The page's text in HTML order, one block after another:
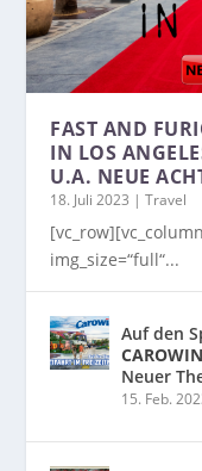
FAST AND
IN LOS
U.A. NEUE
18. Juli 2023 |Travel
img_size=“full“...
Auf den
Neuer
15. Feb.